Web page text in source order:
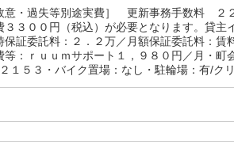
・過失等別途実費］ 更新事務手数料 ２
３３００円（税込）が必要となります。貸
保証委託料：２．２万／月額保証委託料：
等：ｒｕｕｍサポート１，９８０円／月・
１５３・バイク置場：なし・駐輪場：有/ク